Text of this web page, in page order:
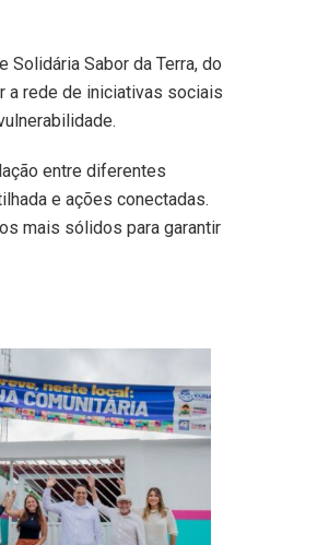
Solidária Sabor da Terra, do
a rede de iniciativas sociais
entre diferentes
e ações conectadas.
mais sólidos para garantir